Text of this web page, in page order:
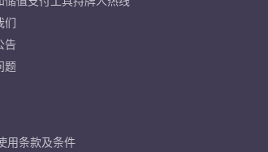
告
题
用条款及条件